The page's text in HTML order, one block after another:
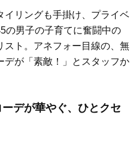
イリングも手掛け、プライベ
の男子の子育てに奮闘中の
スト。アネフォー目線の、無
デが「素敵！」とスタッフか
ーデが華やぐ、ひとクセ